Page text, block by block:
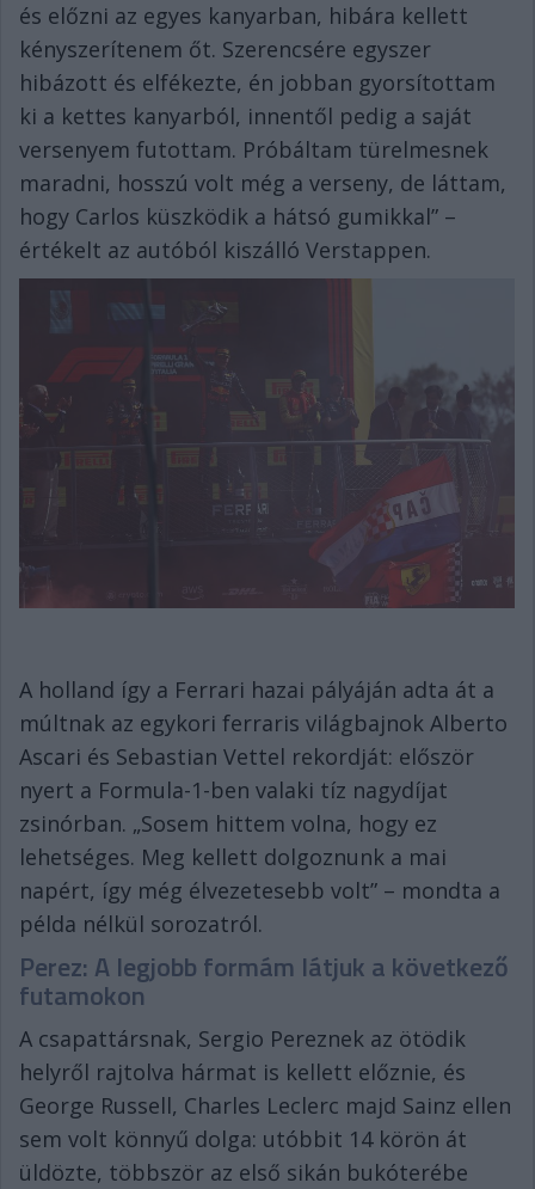
és előzni az egyes kanyarban, hibára kellett
kényszerítenem őt. Szerencsére egyszer
hibázott és elfékezte, én jobban gyorsítottam
ki a kettes kanyarból, innentől pedig a saját
versenyem futottam. Próbáltam türelmesnek
maradni, hosszú volt még a verseny, de láttam,
hogy Carlos küszködik a hátsó gumikkal” –
értékelt az autóból kiszálló Verstappen.
A holland így a Ferrari hazai pályáján adta át a
múltnak az egykori ferraris világbajnok Alberto
Ascari és Sebastian Vettel rekordját: először
nyert a Formula-1-ben valaki tíz nagydíjat
zsinórban. „Sosem hittem volna, hogy ez
lehetséges. Meg kellett dolgoznunk a mai
napért, így még élvezetesebb volt” – mondta a
példa nélkül sorozatról.
Perez: A legjobb formám látjuk a következő
futamokon
A csapattársnak, Sergio Pereznek az ötödik
helyről rajtolva hármat is kellett előznie, és
George Russell, Charles Leclerc majd Sainz ellen
sem volt könnyű dolga: utóbbit 14 körön át
üldözte, többször az első sikán bukóterébe